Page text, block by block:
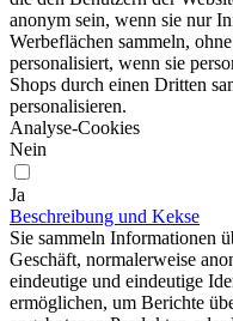
anonym sein, wenn sie nur
Werbeflächen sammeln,
personalisiert, wenn sie
Shops durch einen Dritten
personalisieren.
Analyse-Cookies
Nein
Ja
Beschreibung und Kekse
Sie sammeln Informationen
Geschäft, normalerweise
eindeutige und eindeutige
ermöglichen, um Berichte